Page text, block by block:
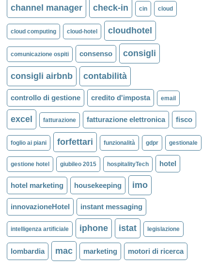
channel manager check-in cin cloud
cloud computing cloud-hotel cloudhotel
comunicazione ospiti consenso consigli
consigli airbnb contabilità
controllo di gestione credito d'imposta email
excel fatturazione fatturazione elettronica fisco
foglio ai piani forfettari funzionalità gdpr gestionale
gestione hotel giubileo 2015 hospitalityTech hotel
hotel marketing housekeeping imo
innovazioneHotel instant messaging
intelligenza artificiale iphone istat legislazione
lombardia mac marketing motori di ricerca